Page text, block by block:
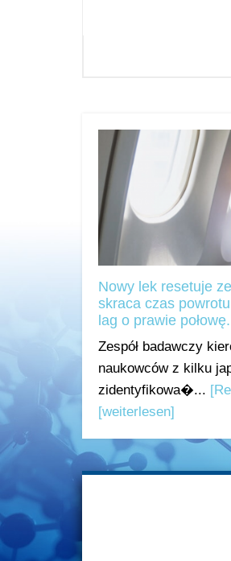
Nowy lek resetuje
skraca czas
lag o prawie połowę.
Zespół badawczy
naukowców z kilku
zidentyfikowa�...
[weiterlesen]